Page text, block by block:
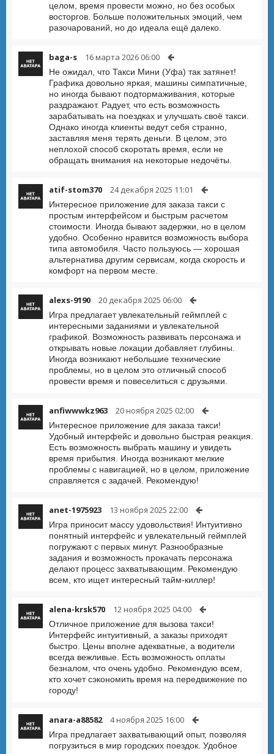
целом, время провести можно, но без особых
восторгов. Больше положительных эмоций, чем
разочарований, но до идеала ещё далеко.
baga-s 16 марта 2026 06:00
Не ожидал, что Такси Мини (Уфа) так затянет!
Графика довольно яркая, машины симпатичные,
но иногда бывают подтормаживания, которые
раздражают. Радует, что есть возможность
зарабатывать на поездках и улучшать своё такси.
Однако иногда клиенты ведут себя странно,
заставляя меня терять деньги. В целом, это
неплохой способ скоротать время, если не
обращать внимания на некоторые недочёты.
atif-stom370 24 декабря 2025 11:01
Интересное приложение для заказа такси с
простым интерфейсом и быстрым расчетом
стоимости. Иногда бывают задержки, но в целом
удобно. Особенно нравится возможность выбора
типа автомобиля. Часто пользуюсь — хорошая
альтернатива другим сервисам, когда скорость и
комфорт на первом месте.
alexs-9190 20 декабря 2025 06:00
Игра предлагает увлекательный геймплей с
интересными заданиями и увлекательной
графикой. Возможность развивать персонажа и
открывать новые локации добавляет глубины.
Иногда возникают небольшие технические
проблемы, но в целом это отличный способ
провести время и повеселиться с друзьями.
anfiwwwkz963 20 ноября 2025 02:00
Интересное приложение для заказа такси!
Удобный интерфейс и довольно быстрая реакция.
Есть возможность выбрать машину и увидеть
время прибытия. Иногда возникают мелкие
проблемы с навигацией, но в целом, приложение
справляется с задачей. Рекомендую!
anet-1975923 13 ноября 2025 22:00
Игра приносит массу удовольствия! Интуитивно
понятный интерфейс и увлекательный геймплей
погружают с первых минут. Разнообразные
задания и возможность прокачать персонажа
делают процесс захватывающим. Рекомендую
всем, кто ищет интересный тайм-киллер!
alena-krsk570 12 ноября 2025 04:00
Отличное приложение для вызова такси!
Интерфейс интуитивный, а заказы приходят
быстро. Цены вполне адекватные, а водители
всегда вежливые. Есть возможность оплаты
безналом, что очень удобно. Рекомендую всем,
кто хочет сэкономить время на передвижение по
городу!
anara-a88582 4 ноября 2025 16:00
Игра предлагает захватывающий опыт, позволяя
погрузиться в мир городских поездок. Удобное